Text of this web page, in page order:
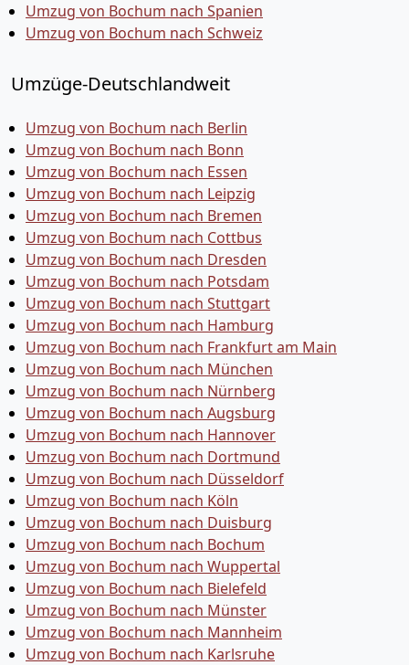
Umzug von Bochum nach Spanien
Umzug von Bochum nach Schweiz
Umzüge-Deutschlandweit
Umzug von Bochum nach Berlin
Umzug von Bochum nach Bonn
Umzug von Bochum nach Essen
Umzug von Bochum nach Leipzig
Umzug von Bochum nach Bremen
Umzug von Bochum nach Cottbus
Umzug von Bochum nach Dresden
Umzug von Bochum nach Potsdam
Umzug von Bochum nach Stuttgart
Umzug von Bochum nach Hamburg
Umzug von Bochum nach Frankfurt am Main
Umzug von Bochum nach München
Umzug von Bochum nach Nürnberg
Umzug von Bochum nach Augsburg
Umzug von Bochum nach Hannover
Umzug von Bochum nach Dortmund
Umzug von Bochum nach Düsseldorf
Umzug von Bochum nach Köln
Umzug von Bochum nach Duisburg
Umzug von Bochum nach Bochum
Umzug von Bochum nach Wuppertal
Umzug von Bochum nach Bielefeld
Umzug von Bochum nach Münster
Umzug von Bochum nach Mannheim
Umzug von Bochum nach Karlsruhe